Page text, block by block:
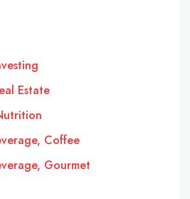
Estate
Coffee
Gourmet